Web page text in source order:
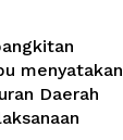
menyatakan
Daerah